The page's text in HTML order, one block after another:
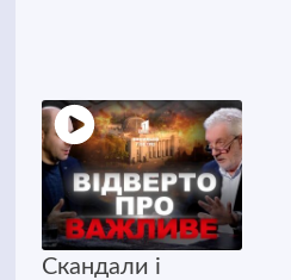
Скандали і